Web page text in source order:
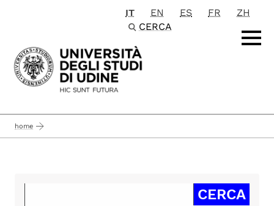
Passa al contenuto principale
IT EN ES FR
ZH
CERCA
home